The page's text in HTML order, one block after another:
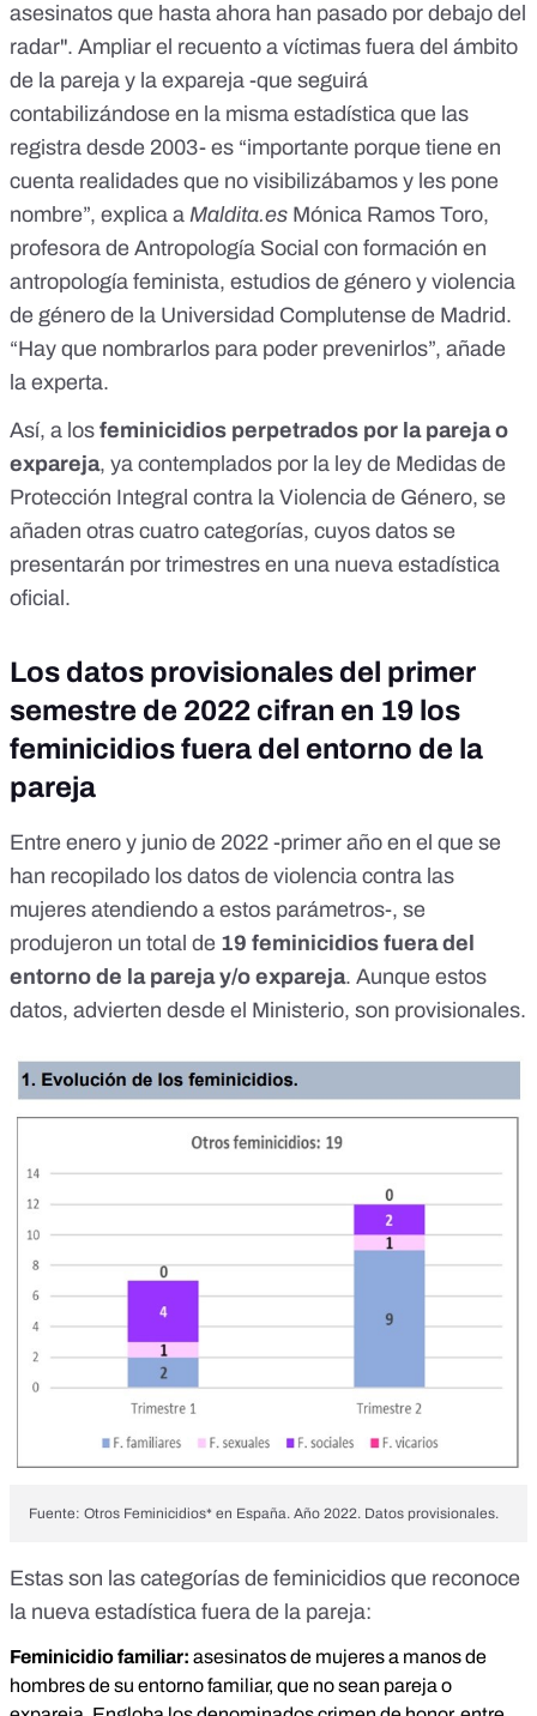
asesinatos que hasta ahora han pasado por debajo del
radar". Ampliar el recuento a víctimas fuera del ámbito
de la pareja y la expareja -que seguirá
contabilizándose en la misma estadística que las
registra desde 2003- es “importante porque tiene en
cuenta realidades que no visibilizábamos y les pone
nombre”, explica a Maldita.es Mónica Ramos Toro,
profesora de Antropología Social con formación en
antropología feminista, estudios de género y violencia
de género de la Universidad Complutense de Madrid.
“Hay que nombrarlos para poder prevenirlos”, añade
la experta.
Así, a los feminicidios perpetrados por la pareja o
expareja, ya contemplados por la ley de Medidas de
Protección Integral contra la Violencia de Género, se
añaden otras cuatro categorías, cuyos datos se
presentarán por trimestres en una nueva estadística
oficial.
Los datos provisionales del primer
semestre de 2022 cifran en 19 los
feminicidios fuera del entorno de la
pareja
Entre enero y junio de 2022 -primer año en el que se
han recopilado los datos de violencia contra las
mujeres atendiendo a estos parámetros-, se
produjeron un total de 19 feminicidios fuera del
entorno de la pareja y/o expareja. Aunque estos
datos, advierten desde el Ministerio, son provisionales.
Fuente: Otros Feminicidios* en España. Año 2022. Datos provisionales.
Estas son las categorías de feminicidios que reconoce
la nueva estadística fuera de la pareja:
Feminicidio familiar: asesinatos de mujeres a manos de
hombres de su entorno familiar, que no sean pareja o